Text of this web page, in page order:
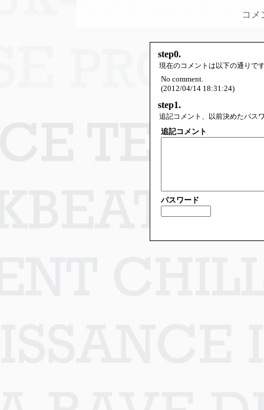
コメ
step0.
現在のコメントは以下の通りで
No comment.
(2012/04/14 18:31:24)
step1.
追記コメント、以前決めたパス
追記コメント
パスワード